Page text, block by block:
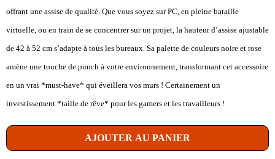
offrant une assise de qualité. Que vous soyez sur PC, en pleine bataille
virtuelle, ou en train de se concentrer sur un projet, la hauteur d’assise ajustable
de 42 à 52 cm s’adapte à tous les bureaux. Sa palette de couleurs noire et rose
amène une touche de punch à votre environnement, transformant cet accessoire
en un vrai *must-have* qui éveillera vos murs ! Certainement un
investissement *taille de rêve* pour les gamers et les travailleurs !
AJOUTER AU PANIER